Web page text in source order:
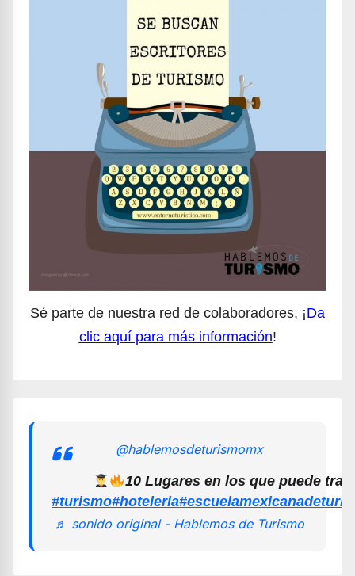
Sé parte de nuestra red de colaboradores, ¡Da
clic aquí para más información!
@hablemosdeturismomx
10 Lugares en los que puede
#turismo#hoteleria
♬ sonido original - Hablemos de Turismo